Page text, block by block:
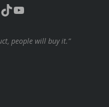
TikTok
YouTube
people will buy it.”